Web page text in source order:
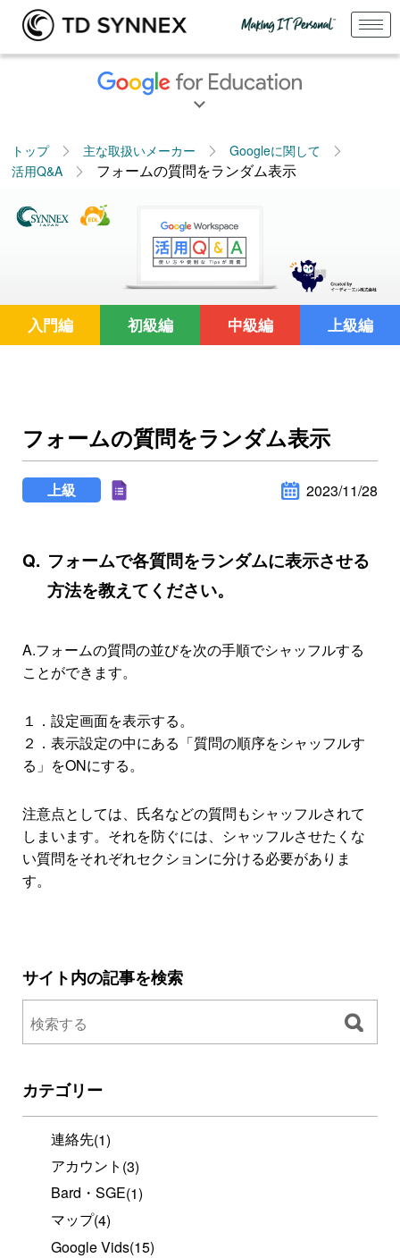
トップ 主な取扱いメーカー
Googleに関して
活用Q&A
フォームの質問をランダム表示
入門編 初級編 中級編 上級編
フォームの質問をランダム表示
上級 2023/11/28
フォームで各質問をランダムに表示させる
方法を教えてください。
A.フォームの質問の並びを次の手順でシャッフルする
ことができます。
１．設定画面を表示する。
２．表示設定の中にある「質問の順序をシャッフルす
る」をONにする。
注意点としては、氏名などの質問もシャッフルされて
しまいます。それを防ぐには、シャッフルさせたくな
い質問をそれぞれセクションに分ける必要がありま
す。
サイト内の記事を検索
カテゴリー
連絡先(1)
アカウント (3)
Bard・SGE(1)
マップ(4)
Google Vids(15)